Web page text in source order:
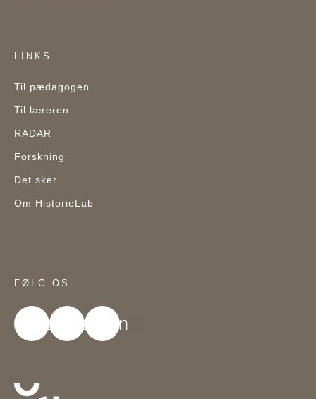
LINKS
Til pædagogen
Til læreren
RADAR
Forskning
Det sker
Om HistorieLab
FØLG OS
YoutubeLinkedin